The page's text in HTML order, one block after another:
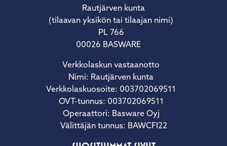
Rautjärven kunta
(tilaavan yksikön tai tilaajan nimi)
PL 766
00026 BASWARE
Verkkolaskun vastaanotto
Nimi: Rautjärven kunta
Verkkolaskuosoite: 003702069511
OVT-tunnus: 003702069511
Operaattori: Basware Oyj
Välittäjän tunnus: BAWCFI22